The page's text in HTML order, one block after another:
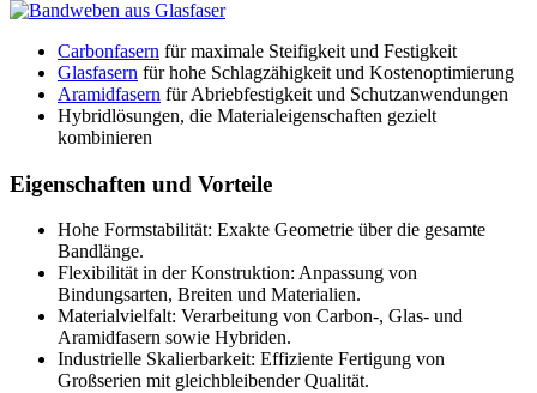
Carbonfasern für maximale Steifigkeit und Festigkeit
Glasfasern für hohe Schlagzähigkeit und Kostenoptimierung
Aramidfasern für Abriebfestigkeit und Schutzanwendungen
Hybridlösungen, die Materialeigenschaften gezielt
kombinieren
Eigenschaften und Vorteile
Hohe Formstabilität: Exakte Geometrie über die gesamte
Bandlänge.
Flexibilität in der Konstruktion: Anpassung von
Bindungsarten, Breiten und Materialien.
Materialvielfalt: Verarbeitung von Carbon-, Glas- und
Aramidfasern sowie Hybriden.
Industrielle Skalierbarkeit: Effiziente Fertigung von
Großserien mit gleichbleibender Qualität.